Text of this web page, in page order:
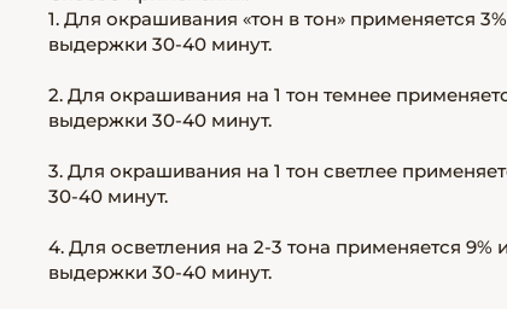
1. Для окрашивания «тон в тон» применяется
выдержки 30-40 минут.
2. Для окрашивания на 1 тон темнее
выдержки 30-40 минут.
3. Для окрашивания на 1 тон светлее
30-40 минут.
4. Для осветления на 2-3 тона применяется
выдержки 30-40 минут.